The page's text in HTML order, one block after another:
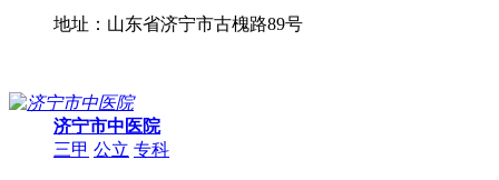
地址：山东省济宁市古槐路89号
济宁市中医院
三甲 公立 专科